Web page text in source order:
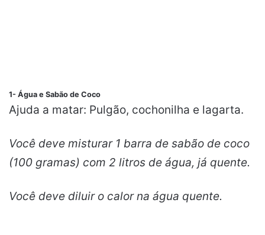
1- Água e Sabão de Coco
Ajuda a matar: Pulgão, cochonilha e lagarta.
Você deve misturar 1 barra de sabão de coco
(100 gramas) com 2 litros de água, já quente.
Você deve diluir o calor na água quente.